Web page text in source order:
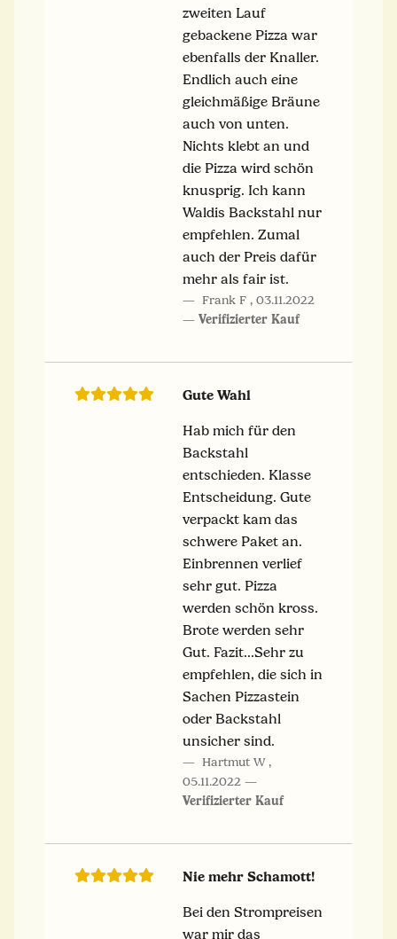
zweiten Lauf
gebackene Pizza war
ebenfalls der Knaller.
Endlich auch eine
gleichmäßige Bräune
auch von unten.
Nichts klebt an und
die Pizza wird schön
knusprig. Ich kann
Waldis Backstahl nur
empfehlen. Zumal
auch der Preis dafür
mehr als fair ist.
Frank F , 03.11.2022
Verifizierter Kauf
Gute Wahl
Hab mich für den
Backstahl
entschieden. Klasse
Entscheidung. Gute
verpackt kam das
schwere Paket an.
Einbrennen verlief
sehr gut. Pizza
werden schön kross.
Brote werden sehr
Gut. Fazit...Sehr zu
empfehlen, die sich in
Sachen Pizzastein
oder Backstahl
unsicher sind.
Hartmut W ,
05.11.2022
Verifizierter Kauf
Nie mehr Schamott!
Bei den Strompreisen
war mir das